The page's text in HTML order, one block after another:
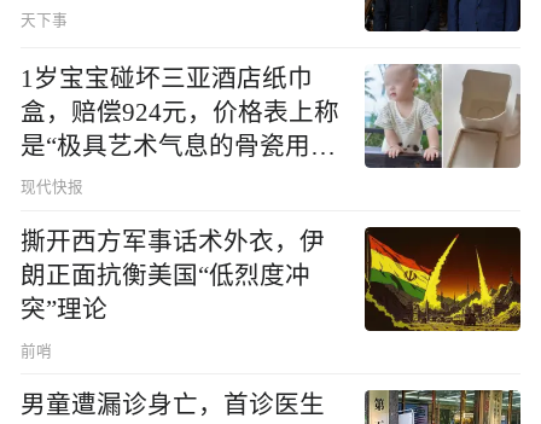
天下事
1岁宝宝碰坏三亚酒店纸巾
盒，赔偿924元，价格表上称
是“极具艺术气息的骨瓷用
品”
现代快报
撕开西方军事话术外衣，伊
朗正面抗衡美国“低烈度冲
突”理论
前哨
男童遭漏诊身亡，首诊医生